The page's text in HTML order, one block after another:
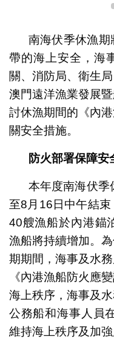
籲漁民遵
南海伏季休漁
帶的海上安全，海
關、消防局、衛生
澳門遠洋漁業發展
討休漁期間的《內
關安全措施。
防火部署保障安
本年度南海伏季
至8月16日中午結
40艘漁船於內港錨
漁船將持續增加。
期期間，海事及水
《內港漁船防火應
海上秩序，海事及
公務船和海事人員
維持海上秩序及加